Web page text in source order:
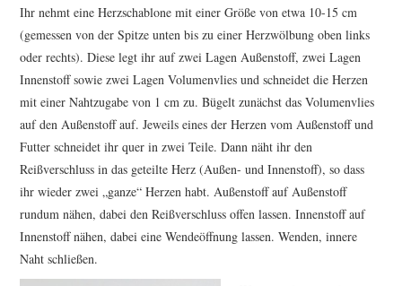
Ihr nehmt eine Herzschablone mit einer Größe von etwa 10-15 cm
(gemessen von der Spitze unten bis zu einer Herzwölbung oben links
oder rechts). Diese legt ihr auf zwei Lagen Außenstoff, zwei Lagen
Innenstoff sowie zwei Lagen Volumenvlies und schneidet die Herzen
mit einer Nahtzugabe von 1 cm zu. Bügelt zunächst das Volumenvlies
auf den Außenstoff auf. Jeweils eines der Herzen vom Außenstoff und
Futter schneidet ihr quer in zwei Teile. Dann näht ihr den
Reißverschluss in das geteilte Herz (Außen- und Innenstoff), so dass
ihr wieder zwei „ganze“ Herzen habt. Außenstoff auf Außenstoff
rundum nähen, dabei den Reißverschluss offen lassen. Innenstoff auf
Innenstoff nähen, dabei eine Wendeöffnung lassen. Wenden, innere
Naht schließen.